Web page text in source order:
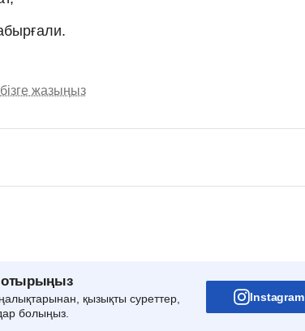
бізге жазыңыз
отырыңыз
қызықты суреттер,
болыңыз.
Instagram